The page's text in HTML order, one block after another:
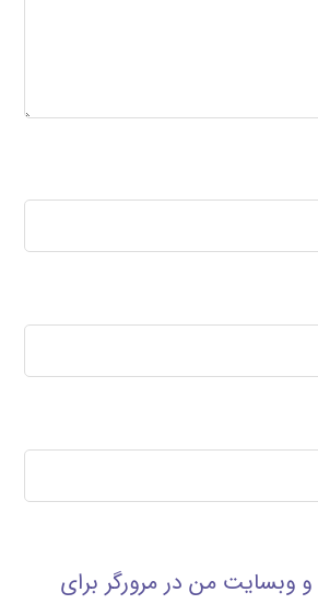
و وبسایت من در مرورگر برای